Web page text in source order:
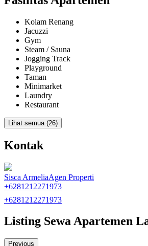
1
Kamar Tidur Pembantu
Kamar Mandi Pembantu
Kolam Renang
Jacuzzi
Gym
Steam / Sauna
Jogging Track
Playground
Taman
Minimarket
Laundry
Restaurant
Lihat semua (26)
Kontak
Sisca ArmeliaAgen Properti
+6281212271973
+6281212271973
Listing Sewa Apartemen
Previous